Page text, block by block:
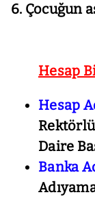
6. Çocuğun
Hesap
Hesap
Daire
Banka